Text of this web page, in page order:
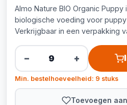
Almo Nature BIO Organic
biologische voeding voor
Verkrijgbaar in een verpakking
− +
Min. bestelhoeveelheid: 9 stuks
Toevoegen